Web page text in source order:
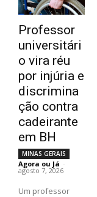
Professor
universitári
o vira réu
por injúria e
discrimina
ção contra
cadeirante
em BH
MINAS GERAIS
Agora ou Já -
agosto 7, 2026
Um professor